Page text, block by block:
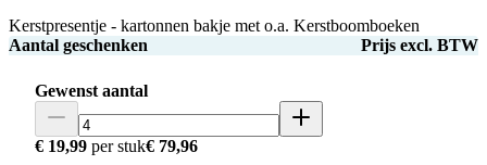
Kerstpresentje - kartonnen bakje met o.a. Kerstboomboeken
Aantal geschenken
Prijs excl. BTW
Gewenst aantal
€ 19,99 per stuk€ 79,96